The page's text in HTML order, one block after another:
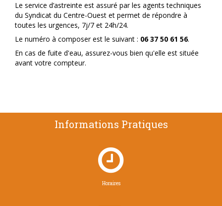
Le service d’astreinte est assuré par les agents techniques
du Syndicat du Centre-Ouest et permet de répondre à
toutes les urgences, 7j/7 et 24h/24.
Le numéro à composer est le suivant : 06 37 50 61 56.
En cas de fuite d'eau, assurez-vous bien qu'elle est située
avant votre compteur.
Informations Pratiques

Horaires